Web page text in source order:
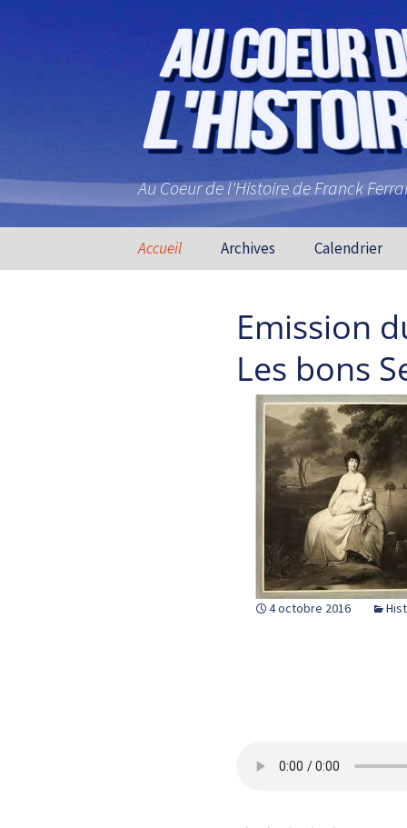
Au Coeur de l'Histoire de Franck
Aller au contenu principal
Accueil Archives Calendrier
Emission
Les bons
4 octobre 2016